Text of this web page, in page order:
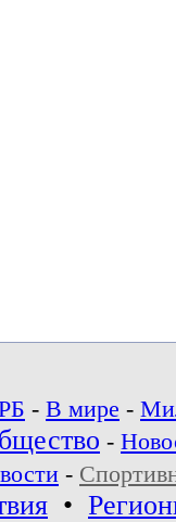
- В мире -
-
-
•